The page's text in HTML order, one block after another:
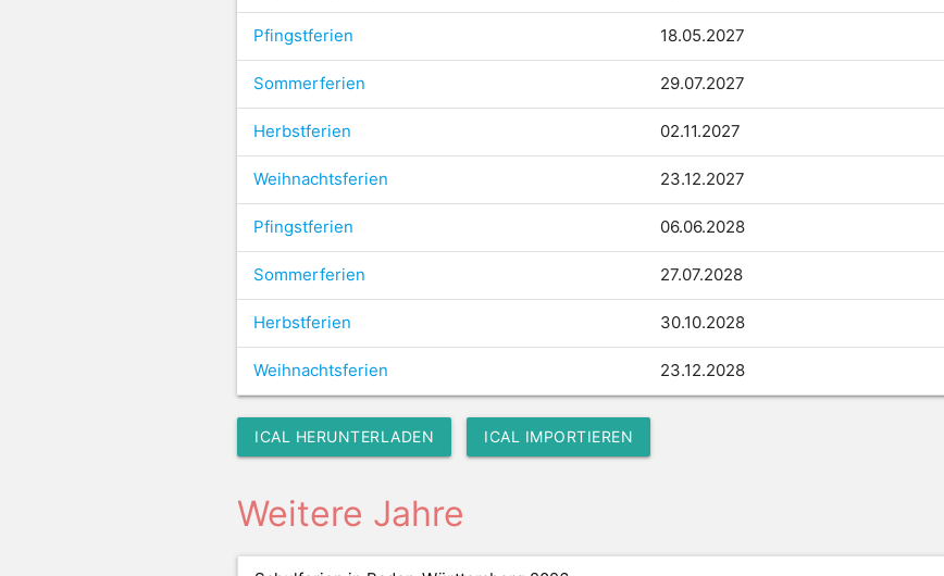
Pfingstferien 18.05.2027
Sommerferien 29.07.2027
Herbstferien 02.11.2027
Weihnachtsferien 23.12.2027
Pfingstferien 06.06.2028
Sommerferien 27.07.2028
Herbstferien 30.10.2028
Weihnachtsferien 23.12.2028
ICAL HERUNTERLADEN ICAL IMPORTIEREN
Weitere Jahre